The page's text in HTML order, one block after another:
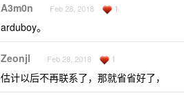
A3m0n Feb 28, 2018 1
arduboy。
Zeonjl Feb 28, 2018 1
估计以后不再联系了，那就省省好了，